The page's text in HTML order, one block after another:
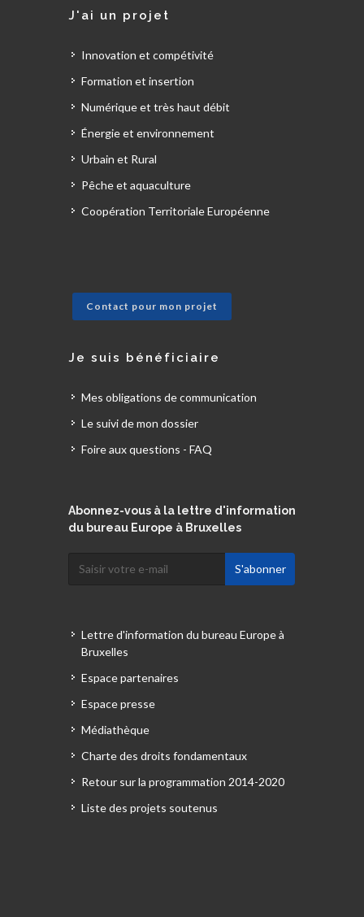
J'ai un projet
Innovation et compétivité
Formation et insertion
Numérique et très haut débit
Énergie et environnement
Urbain et Rural
Pêche et aquaculture
Coopération Territoriale Européenne
Contact pour mon projet
Je suis bénéficiaire
Mes obligations de communication
Le suivi de mon dossier
Foire aux questions - FAQ
Abonnez-vous à la lettre d'information
du bureau Europe à Bruxelles
Lettre d'information du bureau Europe à
Bruxelles
Espace partenaires
Espace presse
Médiathèque
Charte des droits fondamentaux
Retour sur la programmation 2014-2020
Liste des projets soutenus